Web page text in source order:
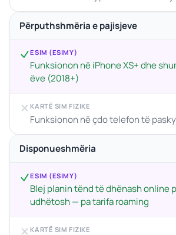
Përputhshmëria e pajisjeve
ESIM (ESIMY)
Funksionon në iPhone XS+ dhe
ëve (2018+)
KARTË SIM FIZIKE
Funksionon në çdo telefon të
Disponueshmëria
ESIM (ESIMY)
Blej planin tënd të dhënash online
udhëtosh — pa tarifa roaming
KARTË SIM FIZIKE